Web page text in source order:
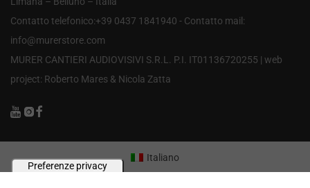
Contatto telefonico:+39 0437 1841940 - Contatto mail:
info@murerstore.com
MURER CANTIERI AUDIOVISIVI S.R.L. P.I. IT01136720255 | web
project: Roberto Mares & Nicola Zatta
Italiano